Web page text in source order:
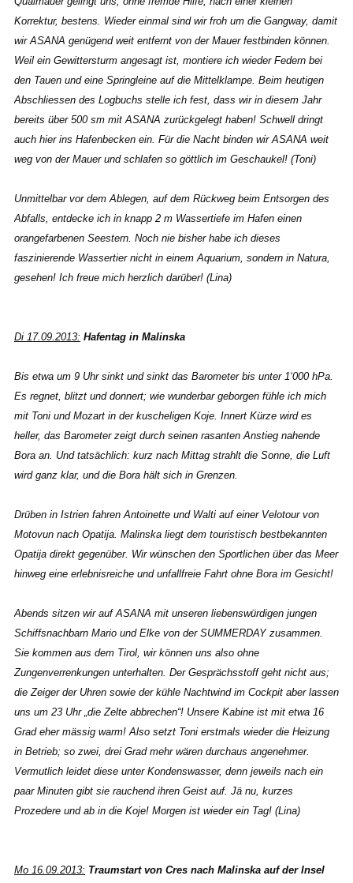
Korrektur, bestens. Wieder einmal sind wir froh um die Gangway, damit
wir ASANA genügend weit entfernt von der Mauer festbinden können.
Weil ein Gewittersturm angesagt ist, montiere ich wieder Federn bei
den Tauen und eine Springleine auf die Mittelklampe. Beim heutigen
Abschliessen des Logbuchs stelle ich fest, dass wir in diesem Jahr
bereits über 500 sm mit ASANA zurückgelegt haben! Schwell dringt
auch hier ins Hafenbecken ein. Für die Nacht binden wir ASANA weit
weg von der Mauer und schlafen so göttlich im Geschaukel! (Toni)
Unmittelbar vor dem Ablegen, auf dem Rückweg beim Entsorgen des
Abfalls, entdecke ich in knapp 2 m Wassertiefe im Hafen einen
orangefarbenen Seestern. Noch nie bisher habe ich dieses
faszinierende Wassertier nicht in einem Aquarium, sondern in Natura,
gesehen! Ich freue mich herzlich darüber! (Lina)
Di 17.09.2013: Hafentag in Malinska
Bis etwa um 9 Uhr sinkt und sinkt das Barometer bis unter 1‘000 hPa.
Es regnet, blitzt und donnert; wie wunderbar geborgen fühle ich mich
mit Toni und Mozart in der kuscheligen Koje. Innert Kürze wird es
heller, das Barometer zeigt durch seinen rasanten Anstieg nahende
Bora an. Und tatsächlich: kurz nach Mittag strahlt die Sonne, die Luft
wird ganz klar, und die Bora hält sich in Grenzen.
Drüben in Istrien fahren Antoinette und Walti auf einer Velotour von
Motovun nach Opatija. Malinska liegt dem touristisch bestbekannten
Opatija direkt gegenüber. Wir wünschen den Sportlichen über das Meer
hinweg eine erlebnisreiche und unfallfreie Fahrt ohne Bora im Gesicht!
Abends sitzen wir auf ASANA mit unseren liebenswürdigen jungen
Schiffsnachbarn Mario und Elke von der SUMMERDAY zusammen.
Sie kommen aus dem Tirol, wir können uns also ohne
Zungenverrenkungen unterhalten. Der Gesprächsstoff geht nicht aus;
die Zeiger der Uhren sowie der kühle Nachtwind im Cockpit aber lassen
uns um 23 Uhr „die Zelte abbrechen“! Unsere Kabine ist mit etwa 16
Grad eher mässig warm! Also setzt Toni erstmals wieder die Heizung
in Betrieb; so zwei, drei Grad mehr wären durchaus angenehmer.
Vermutlich leidet diese unter Kondenswasser, denn jeweils nach ein
paar Minuten gibt sie rauchend ihren Geist auf. Jä nu, kurzes
Prozedere und ab in die Koje! Morgen ist wieder ein Tag! (Lina)
Mo 16.09.2013: Traumstart von Cres nach Malinska auf der Insel